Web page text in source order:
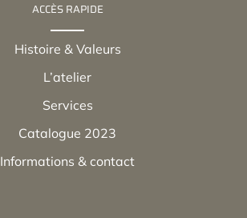
ACCÈS RAPIDE
Histoire & Valeurs
L’atelier
Services
Catalogue 2023
Informations & contact